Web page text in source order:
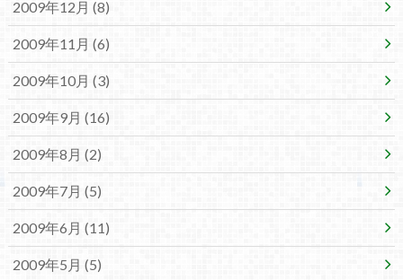
2009年12月 (8)
2009年11月 (6)
2009年10月 (3)
2009年9月 (16)
2009年8月 (2)
2009年7月 (5)
2009年6月 (11)
2009年5月 (5)